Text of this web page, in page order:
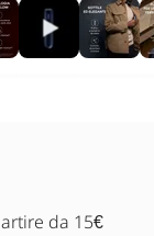
da 15€